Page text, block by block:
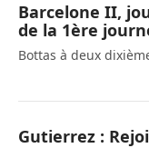
Barcelone II,
de la 1ère
Bottas à deux
Gutierrez :